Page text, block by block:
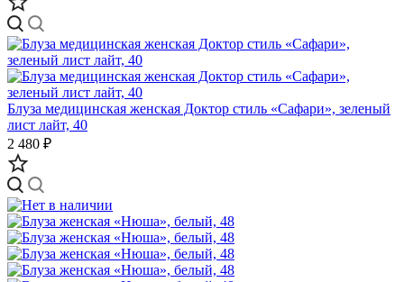
Блуза медицинская женская Доктор стиль «Сафари», зеленый
лист лайт, 40
2 480 ₽